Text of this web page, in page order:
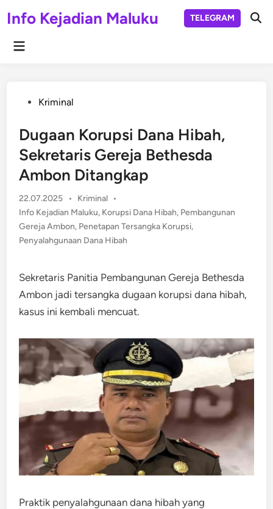
toInfo Kejadian Maluku TELEGRAM
Main
PostedKriminal
Dugaan Korupsi Dana Hibah,
Sekretaris Gereja Bethesda
Ambon Ditangkap
22.07.2025 •
Posted
in
Kriminal •
Info Kejadian Maluku, Korupsi Dana Hibah, Pembangunan
Gereja Ambon, Penetapan Tersangka Korupsi,
Penyalahgunaan Dana Hibah
Sekretaris Panitia Pembangunan Gereja Bethesda
Ambon jadi tersangka dugaan korupsi dana hibah,
kasus ini kembali mencuat.
Praktik penyalahgunaan dana hibah yang